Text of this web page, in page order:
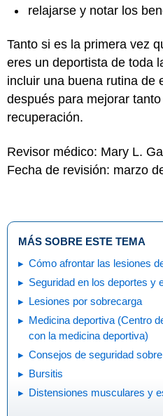
relajarse y notar los
Tanto si es la primera vez
eres un deportista de toda
incluir una buena rutina de
después para mejorar
recuperación.
Revisor médico: Mary L.
Fecha de revisión: marzo
MÁS SOBRE ESTE TEMA
Cómo afrontar las lesiones
Seguridad en los deportes y
Lesiones por sobrecarga
Medicina deportiva (Centro
con la medicina deportiva)
Consejos de seguridad
Bursitis
Distensiones musculares y